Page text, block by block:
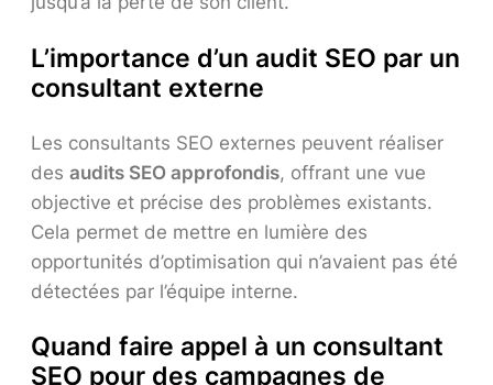
L’importance d’un audit SEO par un
consultant externe
Les consultants SEO externes peuvent réaliser
des audits SEO approfondis, offrant une vue
objective et précise des problèmes existants.
Cela permet de mettre en lumière des
opportunités d’optimisation qui n’avaient pas été
détectées par l’équipe interne.
Quand faire appel à un consultant
SEO pour des campagnes de